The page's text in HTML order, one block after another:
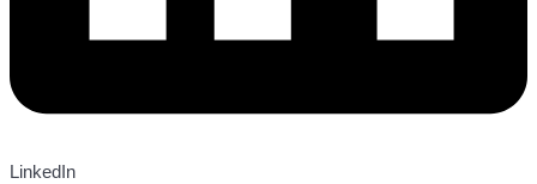
LinkedIn